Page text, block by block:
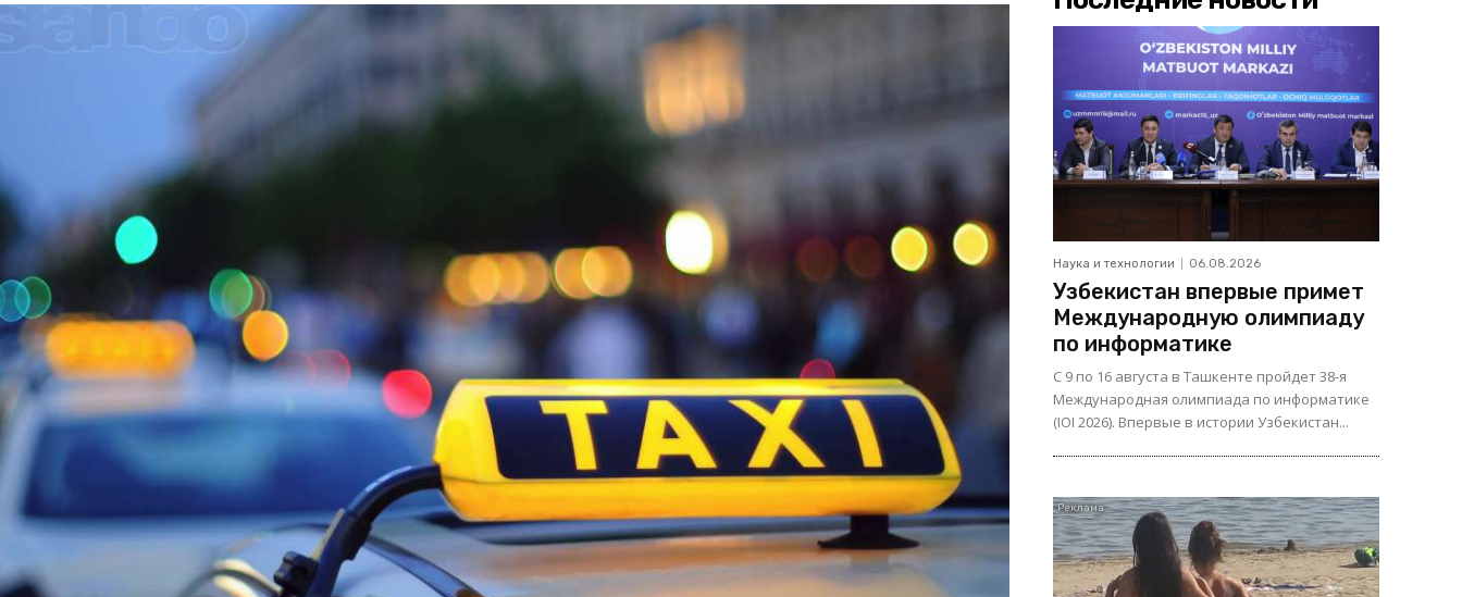
Наука и технологии 06.08.2026
Узбекистан впервые примет
Международную олимпиаду
по информатике
С 9 по 16 августа в Ташкенте пройдет 38-я
Международная олимпиада по информатике
(IOI 2026). Впервые в истории Узбекистан...